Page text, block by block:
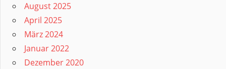
August 2025
April 2025
März 2024
Januar 2022
Dezember 2020